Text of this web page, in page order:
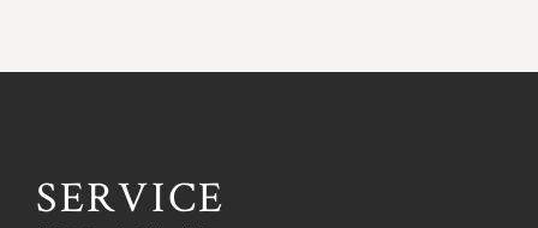
SERVICE